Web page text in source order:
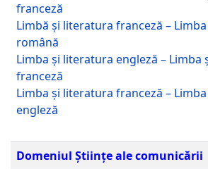
franceză
Limbă și literatura franceză –
română
Limba și literatura engleză – Limba
franceză
Limba și literatura franceză –
engleză
Domeniul Științe ale comunicării